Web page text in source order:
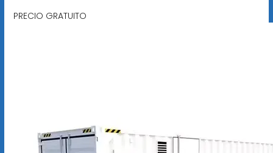
PRECIO GRATUITO